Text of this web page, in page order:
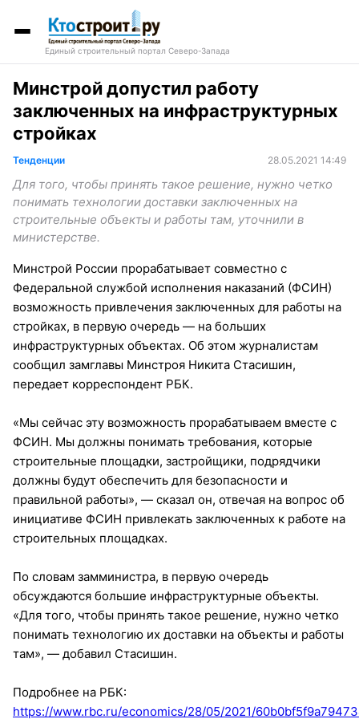
Единый строительный портал Северо-Запада
Минстрой допустил работу
заключенных на инфраструктурных
стройках
Тенденции 28.05.2021 14:49
Для того, чтобы принять такое решение, нужно четко
понимать технологии доставки заключенных на
строительные объекты и работы там, уточнили в
министерстве.
Минстрой России прорабатывает совместно с
Федеральной службой исполнения наказаний (ФСИН)
возможность привлечения заключенных для работы на
стройках, в первую очередь — на больших
инфраструктурных объектах. Об этом журналистам
сообщил замглавы Минстроя Никита Стасишин,
передает корреспондент РБК.
«Мы сейчас эту возможность прорабатываем вместе с
ФСИН. Мы должны понимать требования, которые
строительные площадки, застройщики, подрядчики
должны будут обеспечить для безопасности и
правильной работы», — сказал он, отвечая на вопрос об
инициативе ФСИН привлекать заключенных к работе на
строительных площадках.
По словам замминистра, в первую очередь
обсуждаются большие инфраструктурные объекты.
«Для того, чтобы принять такое решение, нужно четко
понимать технологию их доставки на объекты и работы
там», — добавил Стасишин.
Подробнее на РБК:
https://www.rbc.ru/economics/28/05/2021/